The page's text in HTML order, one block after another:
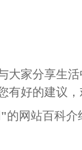
大家分享生
有好的建议
的网站百科